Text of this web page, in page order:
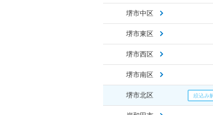
堺市中区
堺市東区
堺市西区
堺市南区
堺市北区